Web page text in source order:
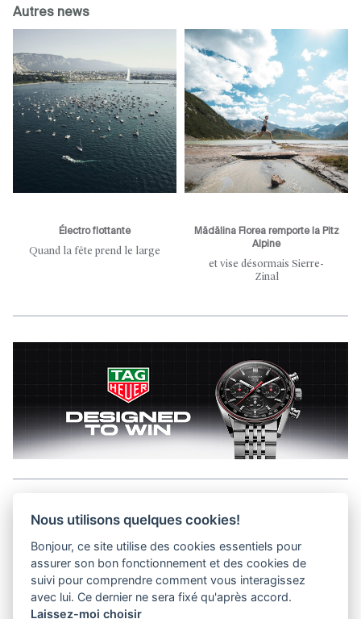
Autres news
Électro flottante
Quand la fête prend le large
Mădălina Florea remporte la Pitz
Alpine
et vise désormais Sierre-
Zinal
Kits médias
Confidentialité
Nous utilisons quelques cookies!
Bonjour, ce site utilise des cookies essentiels pour
assurer son bon fonctionnement et des cookies de
suivi pour comprendre comment vous interagissez
avec lui. Ce dernier ne sera fixé qu'après accord.
Laissez-moi choisir